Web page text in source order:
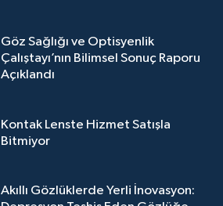
Göz Sağlığı ve Optisyenlik
Çalıştayı’nın Bilimsel Sonuç Raporu
Açıklandı
Kontak Lenste Hizmet Satışla
Bitmiyor
Akıllı Gözlüklerde Yerli İnovasyon: